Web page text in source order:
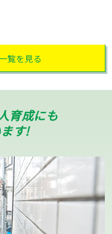
覧を見る
育成にも
す!